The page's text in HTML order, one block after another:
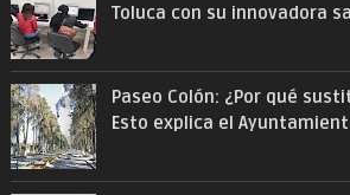
Toluca con su innovadora
Paseo Colón: ¿Por qué
Esto explica el